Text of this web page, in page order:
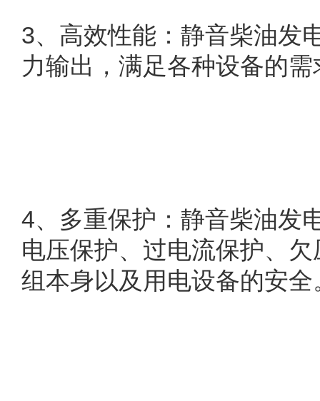
3、高效性能：静音柴油发
力输出，满足各种设备的
4、多重保护：静音柴油发
电压保护、过电流保护、
组本身以及用电设备的安全